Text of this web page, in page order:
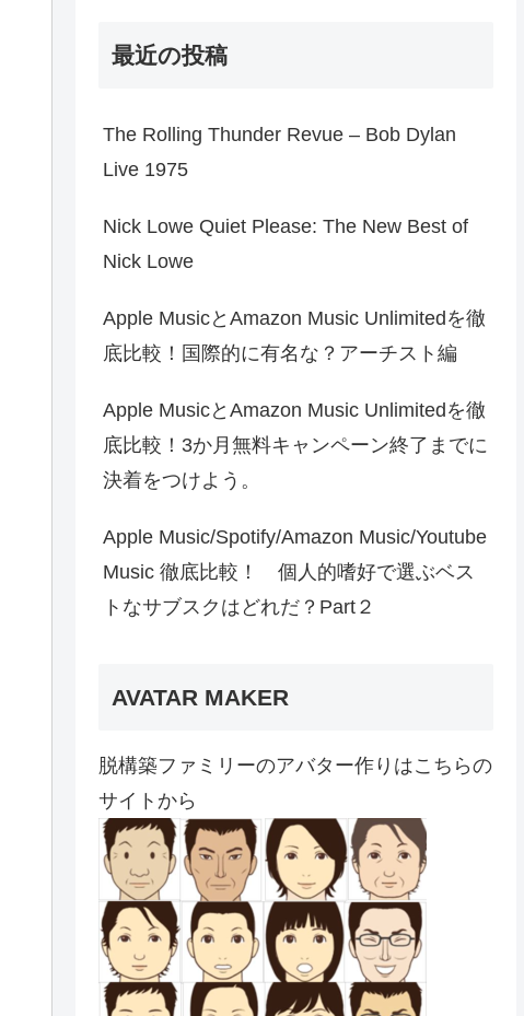
最近の投稿
The Rolling Thunder Revue – Bob Dylan
Live 1975
Nick Lowe Quiet Please: The New Best of
Nick Lowe
Apple MusicとAmazon Music Unlimitedを徹
底比較！国際的に有名な？アーチスト編
Apple MusicとAmazon Music Unlimitedを徹
底比較！3か月無料キャンペーン終了までに
決着をつけよう。
Apple Music/Spotify/Amazon Music/Youtube
Music 徹底比較！ 個人的嗜好で選ぶベス
トなサブスクはどれだ？Part２
AVATAR MAKER
脱構築ファミリーのアバター作りはこちらの
サイトから